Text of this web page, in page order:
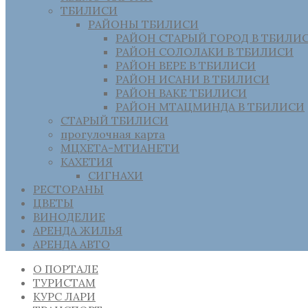
ТБИЛИСИ
РАЙОНЫ ТБИЛИСИ
РАЙОН СТАРЫЙ ГОРОД В
РАЙОН СОЛОЛАКИ В ТБИЛИСИ
РАЙОН ВЕРЕ В ТБИЛИСИ
РАЙОН ИСАНИ В ТБИЛИСИ
РАЙОН ВАКЕ ТБИЛИСИ
РАЙОН МТАЦМИНДА В ТБИЛИСИ
СТАРЫЙ ТБИЛИСИ
прогулочная карта
МЦХЕТА-МТИАНЕТИ
КАХЕТИЯ
СИГНАХИ
РЕСТОРАНЫ
ЦВЕТЫ
ВИНОДЕЛИЕ
АРЕНДА ЖИЛЬЯ
АРЕНДА АВТО
О ПОРТАЛЕ
ТУРИСТАМ
КУРС ЛАРИ